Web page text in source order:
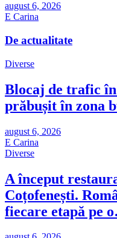
august 6, 2026
E Carina
De actualitate
Diverse
Blocaj de trafic în
prăbușit în zona
august 6, 2026
E Carina
Diverse
A început
Coțofenești.
fiecare etapă pe